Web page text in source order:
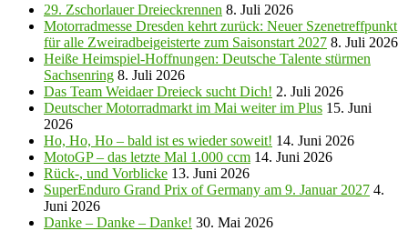
29. Zschorlauer Dreieckrennen 8. Juli 2026
Motorradmesse Dresden kehrt zurück: Neuer Szenetreffpunkt
für alle Zweiradbeigeisterte zum Saisonstart 2027 8. Juli 2026
Heiße Heimspiel-Hoffnungen: Deutsche Talente stürmen
Sachsenring 8. Juli 2026
Das Team Weidaer Dreieck sucht Dich! 2. Juli 2026
Deutscher Motorradmarkt im Mai weiter im Plus 15. Juni
2026
Ho, Ho, Ho – bald ist es wieder soweit! 14. Juni 2026
MotoGP – das letzte Mal 1.000 ccm 14. Juni 2026
Rück-, und Vorblicke 13. Juni 2026
SuperEnduro Grand Prix of Germany am 9. Januar 2027 4.
Juni 2026
Danke – Danke – Danke! 30. Mai 2026